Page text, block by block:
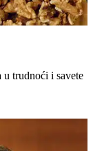
u trudnoći i savete